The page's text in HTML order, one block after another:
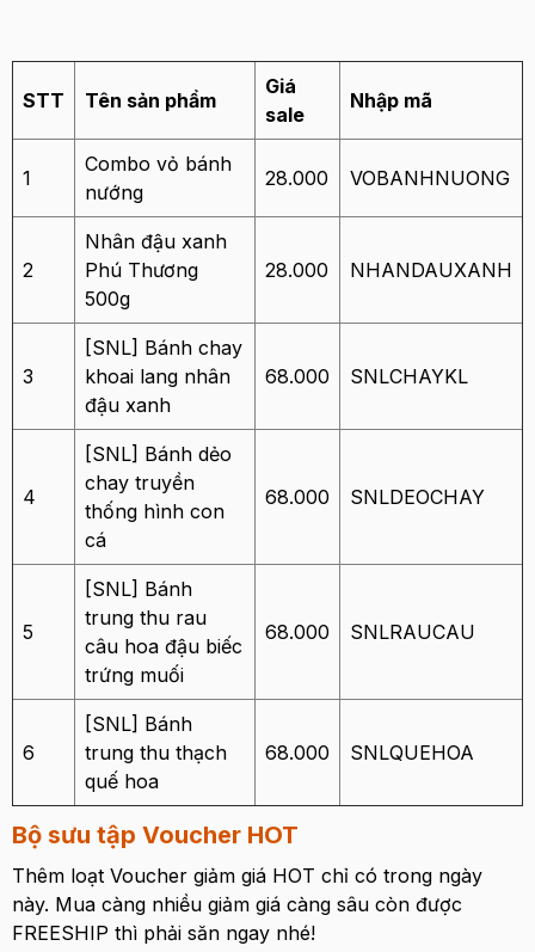
STT Tên sản phẩm
Giá
sale
Nhập mã
1
Combo vỏ bánh
nướng
28.000 VOBANHNUONG
2
Nhân đậu xanh
Phú Thương
500g
28.000 NHANDAUXANH
3
[SNL] Bánh chay
khoai lang nhân
đậu xanh
68.000 SNLCHAYKL
4
[SNL] Bánh dẻo
chay truyền
thống hình con
cá
68.000 SNLDEOCHAY
5
[SNL] Bánh
trung thu rau
câu hoa đậu biếc
trứng muối
68.000 SNLRAUCAU
6
[SNL] Bánh
trung thu thạch
quế hoa
68.000 SNLQUEHOA
Bộ sưu tập Voucher HOT
Thêm loạt Voucher giảm giá HOT chỉ có trong ngày
này. Mua càng nhiều giảm giá càng sâu còn được
FREESHIP thì phải săn ngay nhé!